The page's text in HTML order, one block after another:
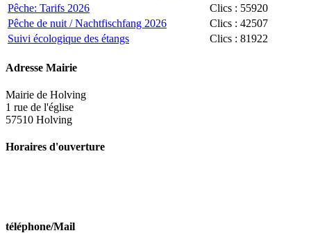
Pêche: Tarifs 2026
Clics : 55920
Pêche de nuit / Nachtfischfang 2026
Clics : 42507
Suivi écologique des étangs
Clics : 81922
Adresse Mairie
Mairie de Holving
1 rue de l'église
57510 Holving
Horaires d'ouverture
téléphone/Mail